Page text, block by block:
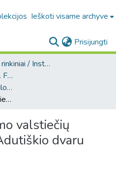
Ieškoti visame archyve
Prisijungti
5.3. Institucijų rinkiniai / Institutional collections
Vilniaus kapitulos fondas. F43
Adutiškis (Vilniaus kapitulos fondas. F43. Bažnytinės valdos)
[Rimaldiškės kaimo valstiečių atsiskaitymo su Adutiškio dvaru pakvitavimai].
valstiečių
dvaru